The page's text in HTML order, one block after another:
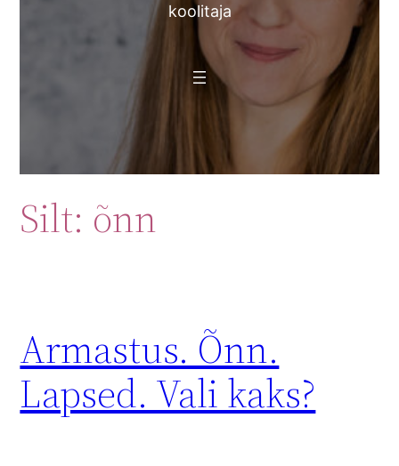
koolitaja
Silt: õnn
Armastus. Õnn.
Lapsed. Vali kaks?